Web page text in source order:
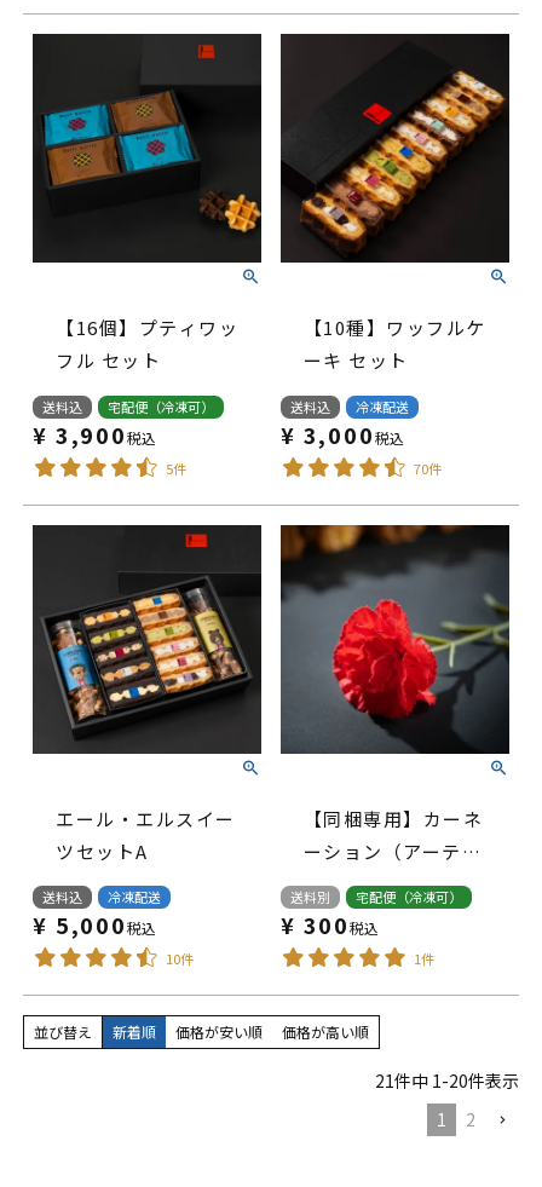
【16個】プティワッ
フル セット
送料込 宅配便（冷凍可）
¥ 3,900税込
5件
【10種】ワッフルケ
ーキ セット
送料込 冷凍配送
¥ 3,000税込
70件
エール・エルスイー
ツセットA
送料込 冷凍配送
¥ 5,000税込
10件
【同梱専用】カーネ
ーション（アーティ
フィシャルフラワ
ー）
送料別 宅配便（冷凍可）
¥ 300税込
1件
並び替え 新着順 価格が安い順 価格が高い順
21件中 1-20件表示
1
2